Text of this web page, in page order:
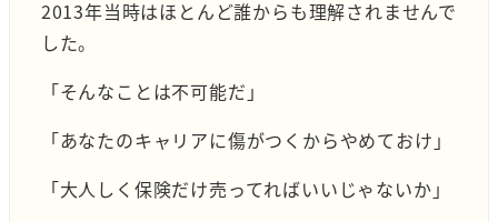
2013年当時はほとんど誰からも理解されませんで
した。
「そんなことは不可能だ」
「あなたのキャリアに傷がつくからやめておけ」
「大人しく保険だけ売ってればいいじゃないか」